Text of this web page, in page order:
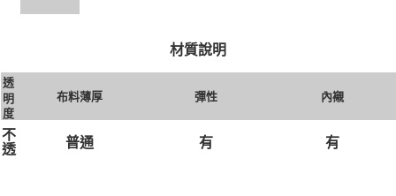
材質說明
透
明
度
布料薄厚 彈性 內襯
不
透
普通 有 有